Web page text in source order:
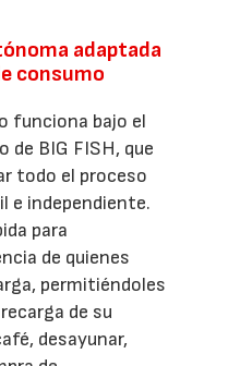
adaptada
consumo
funciona bajo el
de BIG FISH, que
todo el proceso
e independiente.
para
de quienes
permitiéndoles
de su
desayunar,